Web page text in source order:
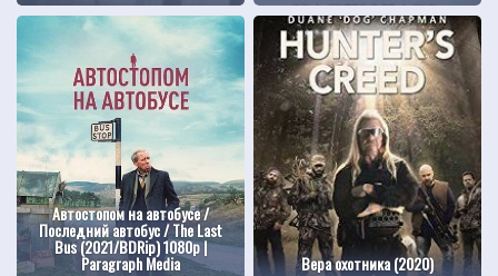
Автостопом на автобусе /
Последний автобус / The Last
Bus (2021/BDRip) 1080p |
Paragraph Media Вера охотника (2020)